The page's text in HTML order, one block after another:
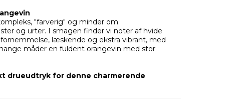
"farverig" og minder om
og urter. I smagen finder vi noter af hvide
læskende og ekstra vibrant, med
måder en fuldent orangevin med stor
drueudtryk for denne charmerende